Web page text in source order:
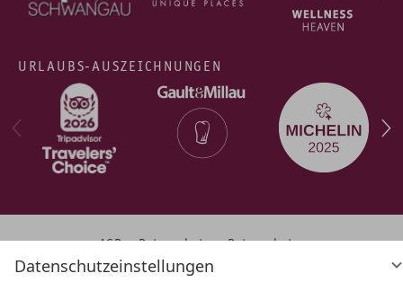
Datenschutzeinstellungen
URLAUBS-AUSZEICHNUNGEN
AGB Datenschutz
Datenschutz­
einstellungen
Barrierefreiheit